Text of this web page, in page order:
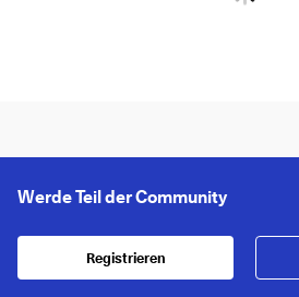
Werde Teil der Community
Registrieren